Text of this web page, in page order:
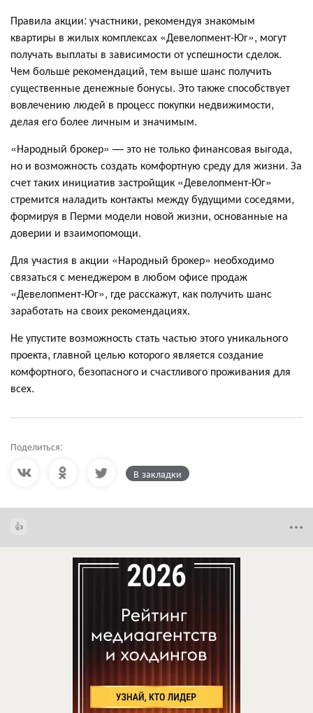
Правила акции: участники, рекомендуя знакомым
квартиры в жилых комплексах «Девелопмент-Юг», могут
получать выплаты в зависимости от успешности сделок.
Чем больше рекомендаций, тем выше шанс получить
существенные денежные бонусы. Это также способствует
вовлечению людей в процесс покупки недвижимости,
делая его более личным и значимым.
«Народный брокер» — это не только финансовая выгода,
но и возможность создать комфортную среду для жизни. За
счет таких инициатив застройщик «Девелопмент-Юг»
стремится наладить контакты между будущими соседями,
формируя в Перми модели новой жизни, основанные на
доверии и взаимопомощи.
Для участия в акции «Народный брокер» необходимо
связаться с менеджером в любом офисе продаж
«Девелопмент-Юг», где расскажут, как получить шанс
заработать на своих рекомендациях.
Не упустите возможность стать частью этого уникального
проекта, главной целью которого является создание
комфортного, безопасного и счастливого проживания для
всех.
Поделиться:
В закладки